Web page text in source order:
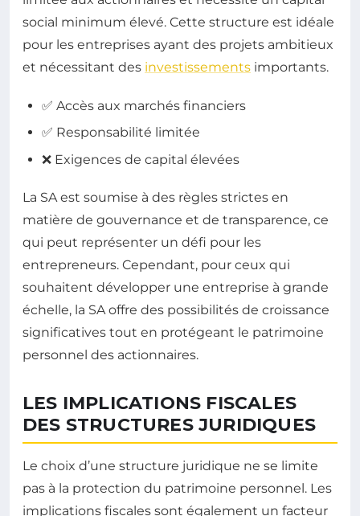
social minimum élevé. Cette structure est idéale
pour les entreprises ayant des projets ambitieux
et nécessitant des investissements importants.
✅ Accès aux marchés financiers
✅ Responsabilité limitée
❌ Exigences de capital élevées
La SA est soumise à des règles strictes en
matière de gouvernance et de transparence, ce
qui peut représenter un défi pour les
entrepreneurs. Cependant, pour ceux qui
souhaitent développer une entreprise à grande
échelle, la SA offre des possibilités de croissance
significatives tout en protégeant le patrimoine
personnel des actionnaires.
LES IMPLICATIONS FISCALES
DES STRUCTURES JURIDIQUES
Le choix d’une structure juridique ne se limite
pas à la protection du patrimoine personnel. Les
implications fiscales sont également un facteur